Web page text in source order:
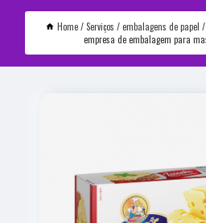
Home Serviços embalagens de papel
empresa de embalagem para